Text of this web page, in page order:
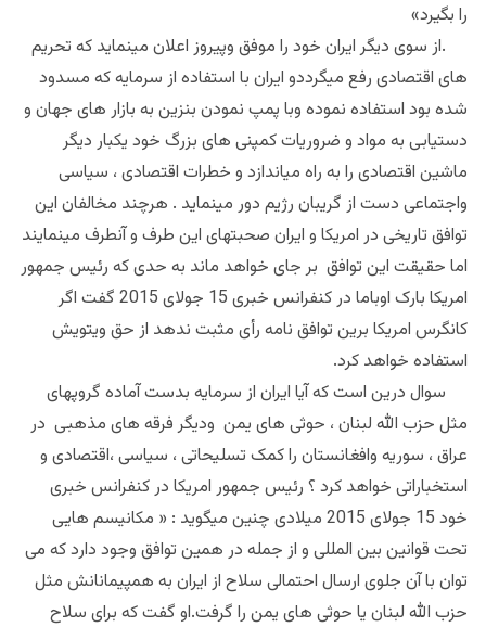
را بگیرد»
.از سوی دیگر ایران خود را موفق وپیروز اعلان مینماید که تحریم
های اقتصادی رفع میگرددو ایران با استفاده از سرمایه که مسدود
شده بود استفاده نموده وبا پمپ نمودن بنزین به بازار های جهان و
دستیابی به مواد و ضروریات کمپنی های بزرگ خود یکبار دیگر
ماشین اقتصادی را به راه میاندازد و خطرات اقتصادی ، سیاسی
واجتماعی دست از گریبان رژیم دور مینماید . هرچند مخالفان این
توافق تاریخی در امریکا و ایران صحبتهای این طرف و آنطرف مینمایند
اما حقیقت این توافق بر جای خواهد ماند به حدی که رئیس جمهور
امریکا بارک اوباما در کنفرانس خبری 15 جولای 2015 گفت اگر
کانگرس امریکا برین توافق نامه رأی مثبت ندهد از حق ویتویش
استفاده خواهد کرد.
سوال درین است که آیا ایران از سرمایه بدست آماده گروپهای
مثل حزب الله لبنان ، حوثی های یمن ودیگر فرقه های مذهبی در
عراق ، سوریه وافغانستان را کمک تسلیحاتی ، سیاسی ،اقتصادی و
استخباراتی خواهد کرد ؟ رئیس جمهور امریکا در کنفرانس خبری
خود 15 جولای 2015 میلادی چنین میگوید : «
مکانیسم هایی
تحت قوانین بین المللی و از جمله در همین توافق وجود دارد که می
توان با آن جلوی ارسال احتمالی سلاح از ایران به همپیمانانش مثل
حزب الله لبنان یا حوثی های یمن را گرفت.او گفت که برای سلاح